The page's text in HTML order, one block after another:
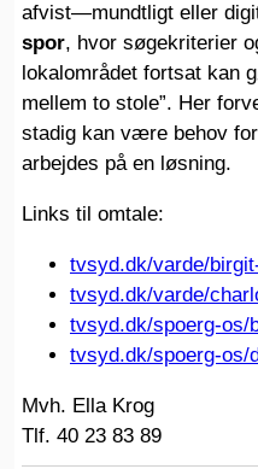
afvist—mundtligt eller
spor, hvor søgekriterier
lokalområdet fortsat kan
mellem to stole”. Her
stadig kan være behov
arbejdes på en løsning.
Links til omtale:
tvsyd.dk/varde/
tvsyd.dk/varde/
tvsyd.dk/spoerg-os/
tvsyd.dk/spoerg-os/
Mvh. Ella Krog
Tlf. 40 23 83 89